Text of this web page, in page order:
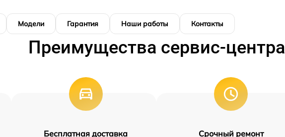
Модели Гарантия Наши работы Контакты
Преимущества сервис-центра
Бесплатная доставка Срочный ремонт